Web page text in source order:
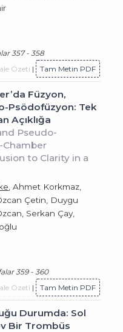
357 - 358
Özeti | Tam Metin PDF
Füzyon,
Psödofüzyon: Tek
Açıklığa
Pseudo-
Chamber
to Clarity in a
, Ahmet Korkmaz,
Çetin, Duygu
Serkan Çay,
359 - 360
Özeti | Tam Metin PDF
Durumda: Sol
Bir Trombüs